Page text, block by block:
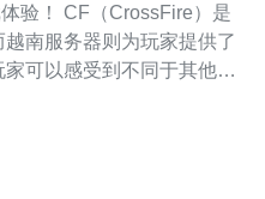
）是
南服务器则为玩家提供了
可以感受到不同于其他服
和游戏模式，让玩家可以